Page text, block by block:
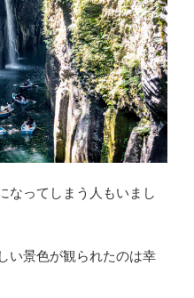
なってしまう人もいまし
い景色が観られたのは幸